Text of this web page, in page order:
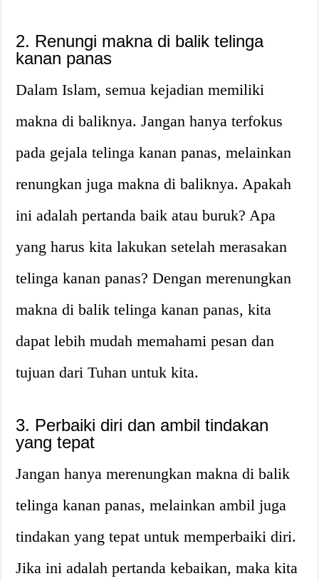
2. Renungi makna di balik telinga
kanan panas
Dalam Islam, semua kejadian memiliki
makna di baliknya. Jangan hanya terfokus
pada gejala telinga kanan panas, melainkan
renungkan juga makna di baliknya. Apakah
ini adalah pertanda baik atau buruk? Apa
yang harus kita lakukan setelah merasakan
telinga kanan panas? Dengan merenungkan
makna di balik telinga kanan panas, kita
dapat lebih mudah memahami pesan dan
tujuan dari Tuhan untuk kita.
3. Perbaiki diri dan ambil tindakan
yang tepat
Jangan hanya merenungkan makna di balik
telinga kanan panas, melainkan ambil juga
tindakan yang tepat untuk memperbaiki diri.
Jika ini adalah pertanda kebaikan, maka kita